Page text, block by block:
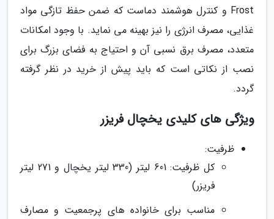
Frost و کنترل هوشمند دماست که ضمن حفظ تازگی مواد
غذایی، مصرف انرژی را نیز بهینه می نماید. با وجود امکانات
متعدد، مصرف برق نسبی آن و احتیاج به فضای بزرگ برای
نصب از نکاتی است که باید پیش از خرید در نظر گرفته
گردد.
ویژگی های کلیدی یخچال فریزر
ظرفیت:
کل ظرفیت: 601 لیتر (330 لیتر یخچال و 271 لیتر
فریزر)
مناسب برای خانواده های پرجمعیت و مصارف